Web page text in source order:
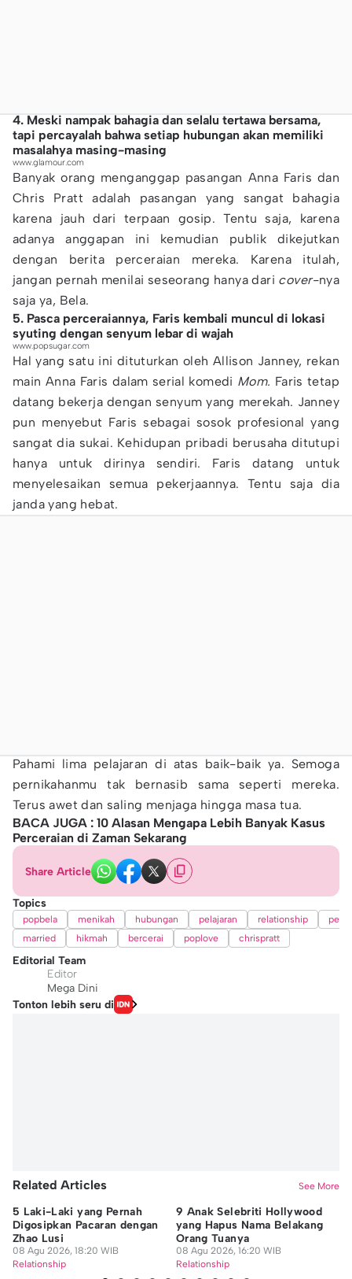
4. Meski nampak bahagia dan selalu tertawa bersama,
tapi percayalah bahwa setiap hubungan akan memiliki
masalahya masing-masing
www.glamour.com
Banyak orang menganggap pasangan Anna Faris dan
Chris Pratt adalah pasangan yang sangat bahagia
karena jauh dari terpaan gosip. Tentu saja, karena
adanya anggapan ini kemudian publik dikejutkan
dengan berita perceraian mereka. Karena itulah,
jangan pernah menilai seseorang hanya dari cover-nya
saja ya, Bela.
5. Pasca perceraiannya, Faris kembali muncul di lokasi
syuting dengan senyum lebar di wajah
www.popsugar.com
Hal yang satu ini dituturkan oleh Allison Janney, rekan
main Anna Faris dalam serial komedi Mom. Faris tetap
datang bekerja dengan senyum yang merekah. Janney
pun menyebut Faris sebagai sosok profesional yang
sangat dia sukai. Kehidupan pribadi berusaha ditutupi
hanya untuk dirinya sendiri. Faris datang untuk
menyelesaikan semua pekerjaannya. Tentu saja dia
janda yang hebat.
Pahami lima pelajaran di atas baik-baik ya. Semoga
pernikahanmu tak bernasib sama seperti mereka.
Terus awet dan saling menjaga hingga masa tua.
BACA JUGA : 10 Alasan Mengapa Lebih Banyak Kasus
Perceraian di Zaman Sekarang​
Share Article
Topics
popbela menikah hubungan pelajaran relationship
married
hikmah bercerai poplove chrispratt
Editorial Team
Editor
Mega Dini
Tonton lebih seru di
Related Articles See More
5 Laki-Laki yang Pernah
Digosipkan Pacaran dengan
Zhao Lusi
08 Agu 2026, 18:20 WIB
Relationship
9 Anak Selebriti Hollywood
yang Hapus Nama Belakang
Orang Tuanya
08 Agu 2026, 16:20 WIB
Relationship